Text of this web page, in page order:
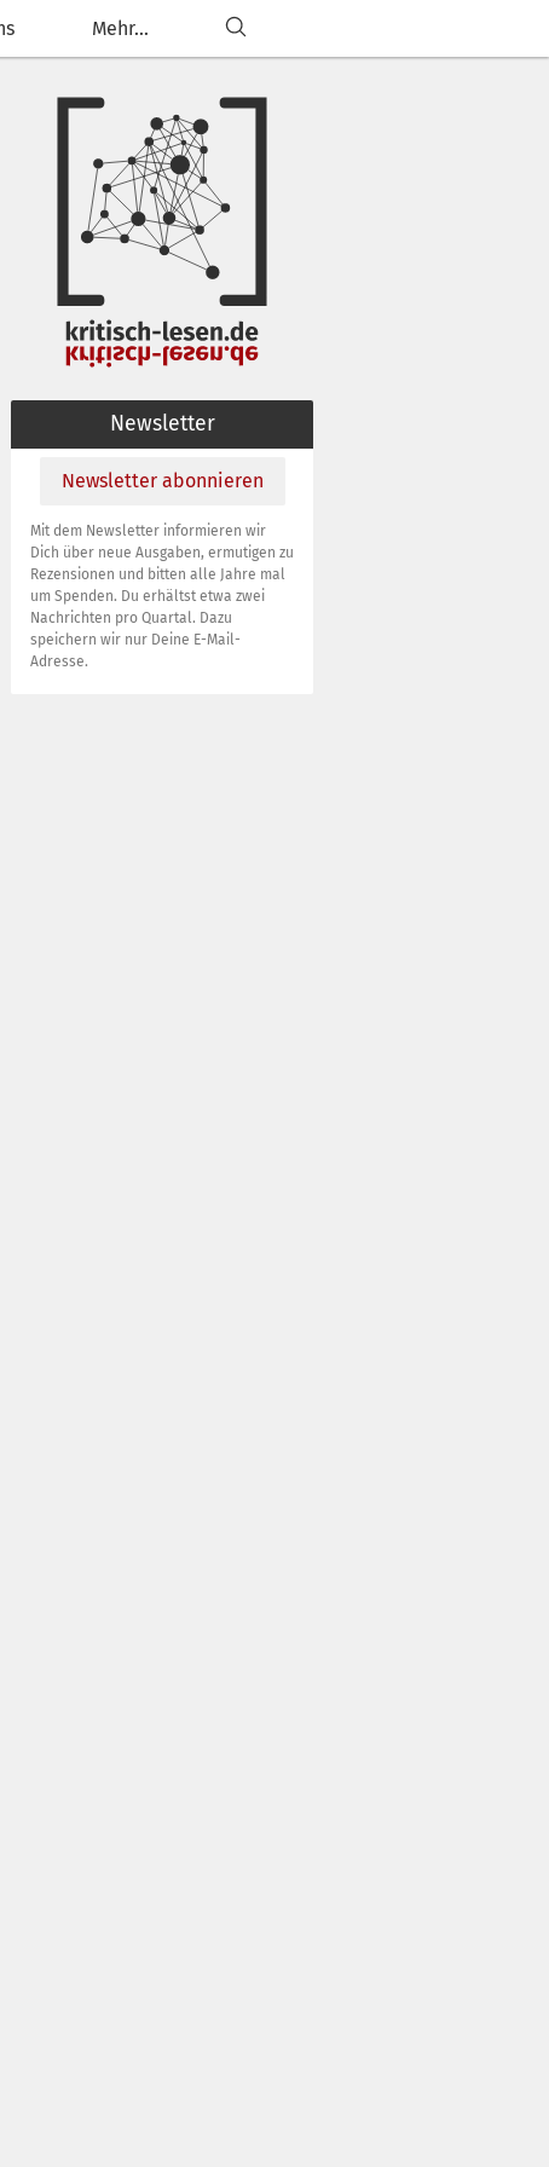
Mehr...
anpassen
Newsletter
Newsletter abonnieren
Mit dem Newsletter informieren wir
Dich über neue Ausgaben, ermutigen zu
Rezensionen und bitten alle Jahre mal
um Spenden. Du erhältst etwa zwei
Nachrichten pro Quartal. Dazu
speichern wir nur Deine E-Mail-
Adresse.